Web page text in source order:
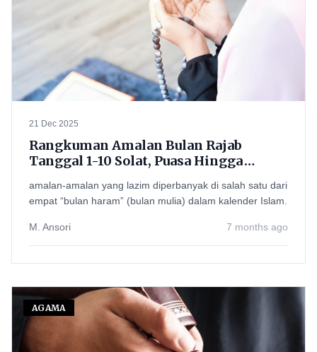
21 Dec 2025
Rangkuman Amalan Bulan Rajab
Tanggal 1-10 Solat, Puasa Hingga
amalan-amalan yang lazim diperbanyak di salah satu dari
empat “bulan haram” (bulan mulia) dalam kalender Islam.
M. Ansori 7 months ago
AGAMA